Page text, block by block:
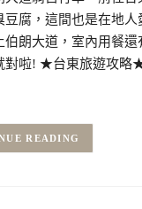
豆腐，這間也是在地人
伯朗大道，室內用餐
對啦! ★台東旅遊攻略
READING